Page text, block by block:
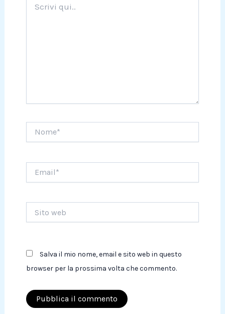
qui..
web
Salva il mio nome, email e sito web in questo
browser per la prossima volta che commento.